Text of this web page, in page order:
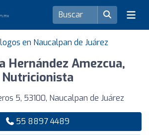
en Naucalpan de Juárez
Hernández Amezcua,
Nutricionista
5, 53100, Naucalpan de Juárez
55 8897 4489